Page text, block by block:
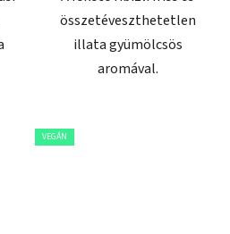
összetéveszthetetlen
illata gyümölcsös
aromával.
VEGÁN